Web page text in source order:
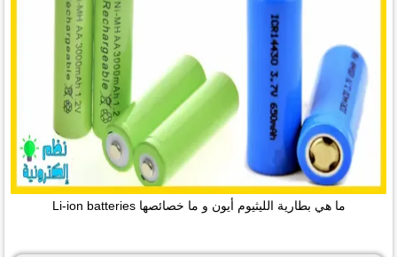
ما هي بطارية الليثيوم أيون و ما خصائصها Li-ion batteries